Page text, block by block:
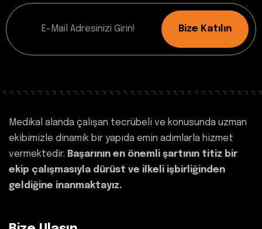
Bize Katılın
Medikal alanda çalışan tecrübeli ve konusunda uzman
ekibimizle dinamik bir yapıda emin adımlarla hizmet
vermektedir. Başarının en önemli şartının titiz bir
ekip çalışmasıyla dürüst ve ilkeli işbirliğinden
geldiğine inanmaktayız.